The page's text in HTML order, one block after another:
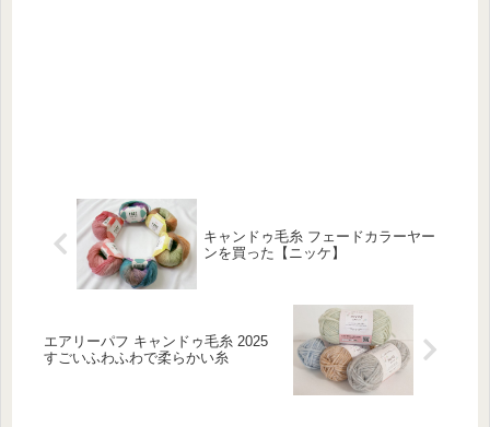
キャンドゥ毛糸 フェードカラーヤー
ンを買った【ニッケ】
エアリーパフ キャンドゥ毛糸 2025
すごいふわふわで柔らかい糸